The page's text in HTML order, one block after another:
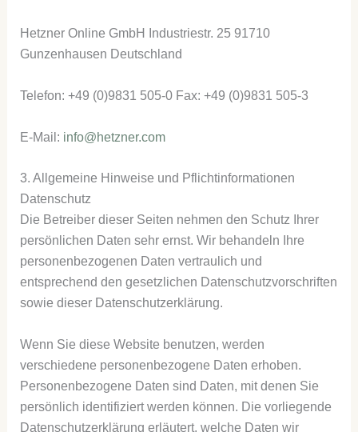
Hetzner Online GmbH Industriestr. 25 91710
Gunzenhausen Deutschland
Telefon: +49 (0)9831 505-0 Fax: +49 (0)9831 505-3
E-Mail: info@hetzner.com
3. Allgemeine Hinweise und Pflicht­informationen
Datenschutz
Die Betreiber dieser Seiten nehmen den Schutz Ihrer
persönlichen Daten sehr ernst. Wir behandeln Ihre
personenbezogenen Daten vertraulich und
entsprechend den gesetzlichen Datenschutzvorschriften
sowie dieser Datenschutzerklärung.
Wenn Sie diese Website benutzen, werden
verschiedene personenbezogene Daten erhoben.
Personenbezogene Daten sind Daten, mit denen Sie
persönlich identifiziert werden können. Die vorliegende
Datenschutzerklärung erläutert, welche Daten wir